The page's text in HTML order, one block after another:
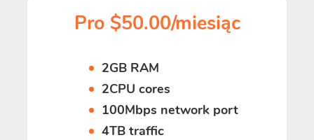
Pro $50.00/miesiąc
2GB RAM
2CPU cores
100Mbps network port
4TB traffic